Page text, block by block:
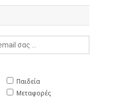
Παιδεία
Μεταφορές